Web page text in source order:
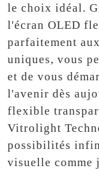
le choix idéal.
l'écran OLED
parfaitement
uniques, vous
et de vous
l'avenir dès
flexible
Vitrolight
possibilités
visuelle comme